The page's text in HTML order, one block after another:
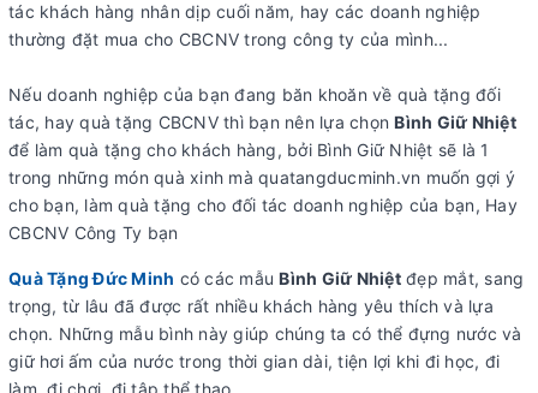
tác khách hàng nhân dịp cuối năm, hay các doanh nghiệp
thường đặt mua cho CBCNV trong công ty của mình...
Nếu doanh nghiệp của bạn đang băn khoăn về quà tặng đối
tác, hay quà tặng CBCNV thì bạn nên lựa chọnBình Giữ Nhiệt
để làm quà tặng cho khách hàng, bởi Bình Giữ Nhiệt sẽ là 1
trong những món quà xinh mà quatangducminh.vn muốn gợi ý
cho bạn, làm quà tặng cho đối tác doanh nghiệp của bạn, Hay
CBCNV Công Ty bạn
Quà Tặng Đức Minh có các mẫuBình Giữ Nhiệtđẹp mắt, sang
trọng, từ lâu đã được rất nhiều khách hàng yêu thích và lựa
chọn. Những mẫu bình này giúp chúng ta có thể đựng nước và
giữ hơi ấm của nước trong thời gian dài, tiện lợi khi đi học, đi